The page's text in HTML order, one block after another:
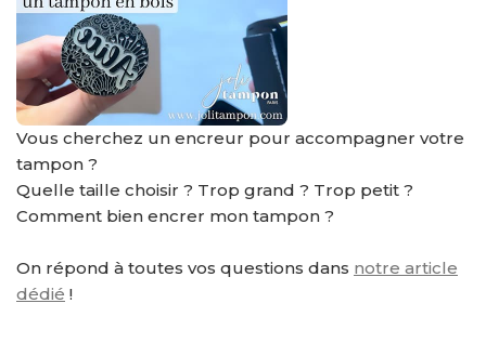
Vous cherchez un encreur pour accompagner votre
tampon ?
Quelle taille choisir ? Trop grand ? Trop petit ?
Comment bien encrer mon tampon ?
On répond à toutes vos questions dans notre article
dédié !